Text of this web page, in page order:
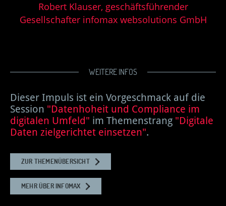
Robert Klauser, geschäftsführender
Gesellschafter infomax websolutions GmbH
WEITERE INFOS
Dieser Impuls ist ein Vorgeschmack auf die
Session "Datenhoheit und Compliance im
digitalen Umfeld" im Themenstrang "Digitale
Daten zielgerichtet einsetzen".
ZUR THEMENÜBERSICHT
MEHR ÜBER INFOMAX